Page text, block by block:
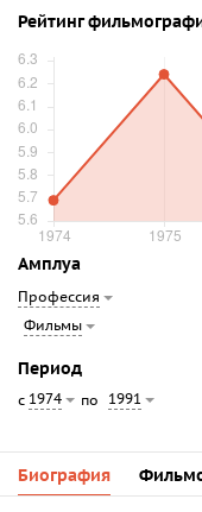
Рейтинг
Амплуа
Профессия
Фильмы
Период
с 1974 по 1991
Биография